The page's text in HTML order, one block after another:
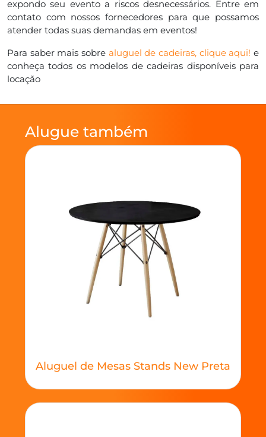
expondo seu evento a riscos desnecessários. Entre em
contato com nossos fornecedores para que possamos
atender todas suas demandas em eventos!
Para saber mais sobre aluguel de cadeiras, clique aqui! e
conheça todos os modelos de cadeiras disponíveis para
locação
Alugue também
Aluguel de Mesas Stands New Preta